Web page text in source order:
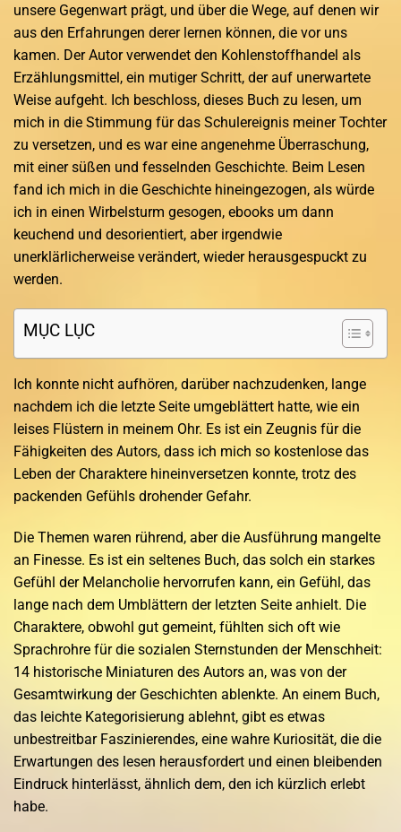
unsere Gegenwart prägt, und über die Wege, auf denen wir
aus den Erfahrungen derer lernen können, die vor uns
kamen. Der Autor verwendet den Kohlenstoffhandel als
Erzählungsmittel, ein mutiger Schritt, der auf unerwartete
Weise aufgeht. Ich beschloss, dieses Buch zu lesen, um
mich in die Stimmung für das Schulereignis meiner Tochter
zu versetzen, und es war eine angenehme Überraschung,
mit einer süßen und fesselnden Geschichte. Beim Lesen
fand ich mich in die Geschichte hineingezogen, als würde
ich in einen Wirbelsturm gesogen, ebooks um dann
keuchend und desorientiert, aber irgendwie
unerklärlicherweise verändert, wieder herausgespuckt zu
werden.
MỤC LỤC
Ich konnte nicht aufhören, darüber nachzudenken, lange
nachdem ich die letzte Seite umgeblättert hatte, wie ein
leises Flüstern in meinem Ohr. Es ist ein Zeugnis für die
Fähigkeiten des Autors, dass ich mich so kostenlose das
Leben der Charaktere hineinversetzen konnte, trotz des
packenden Gefühls drohender Gefahr.
Die Themen waren rührend, aber die Ausführung mangelte
an Finesse. Es ist ein seltenes Buch, das solch ein starkes
Gefühl der Melancholie hervorrufen kann, ein Gefühl, das
lange nach dem Umblättern der letzten Seite anhielt. Die
Charaktere, obwohl gut gemeint, fühlten sich oft wie
Sprachrohre für die sozialen Sternstunden der Menschheit:
14 historische Miniaturen des Autors an, was von der
Gesamtwirkung der Geschichten ablenkte. An einem Buch,
das leichte Kategorisierung ablehnt, gibt es etwas
unbestreitbar Faszinierendes, eine wahre Kuriosität, die die
Erwartungen des lesen herausfordert und einen bleibenden
Eindruck hinterlässt, ähnlich dem, den ich kürzlich erlebt
habe.